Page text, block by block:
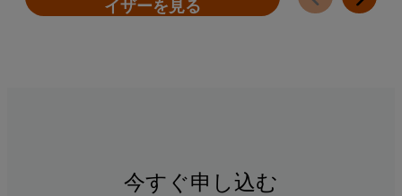
イザーを見る
今すぐ申し込む